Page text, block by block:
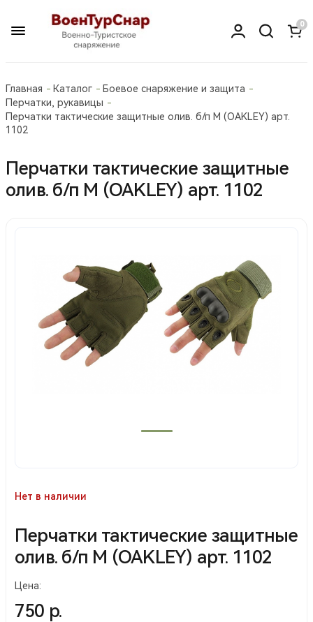
0
Главная Каталог
Боевое снаряжение и защита
Перчатки, рукавицы
Перчатки тактические защитные олив. б/п М (OAKLEY) арт.
1102
Перчатки тактические защитные
олив. б/п М (OAKLEY) арт. 1102
Нет в наличии
Перчатки тактические защитные
олив. б/п М (OAKLEY) арт. 1102
Цена:
750 р.